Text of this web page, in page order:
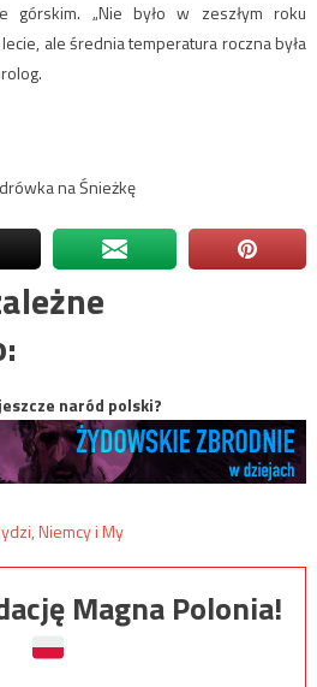
„Nie było w zeszłym roku
ale średnia temperatura roczna była
na Śnieżkę
naród polski?
Magna Polonia!